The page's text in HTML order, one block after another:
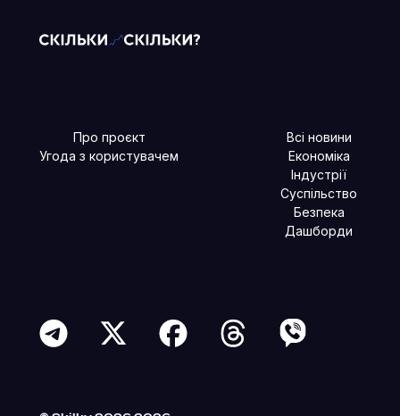
Про проєкт
Угода з користувачем
Всі новини
Економіка
Індустрії
Суспільство
Безпека
Дашборди
Читайте більше в наших соцмережах